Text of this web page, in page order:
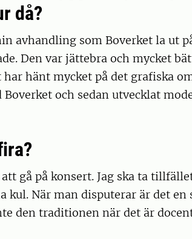
då?
avhandling som Boverket la ut
Den var jättebra och mycket
hänt mycket på det grafiska
Boverket och sedan utvecklat
gå på konsert. Jag ska ta
kul. När man disputerar är det en
den traditionen när det är